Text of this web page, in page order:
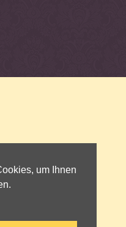
um Ihnen